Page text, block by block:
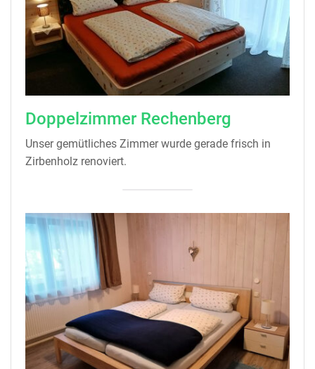
Doppelzimmer Rechenberg
Unser gemütliches Zimmer wurde gerade frisch in
Zirbenholz renoviert.